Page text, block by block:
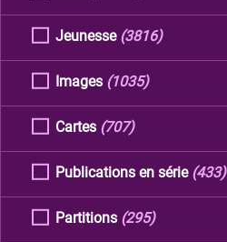
Jeunesse (3816)
Images (1035)
Cartes (707)
Publications en série (433)
Partitions (295)